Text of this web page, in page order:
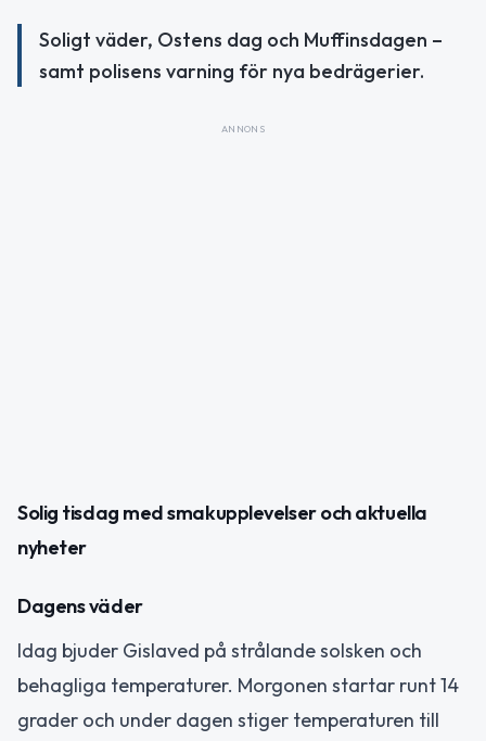
Soligt väder, Ostens dag och Muffinsdagen –
samt polisens varning för nya bedrägerier.
ANNONS
Solig tisdag med smakupplevelser och aktuella
nyheter
Dagens väder
Idag bjuder Gislaved på strålande solsken och
behagliga temperaturer. Morgonen startar runt 14
grader och under dagen stiger temperaturen till